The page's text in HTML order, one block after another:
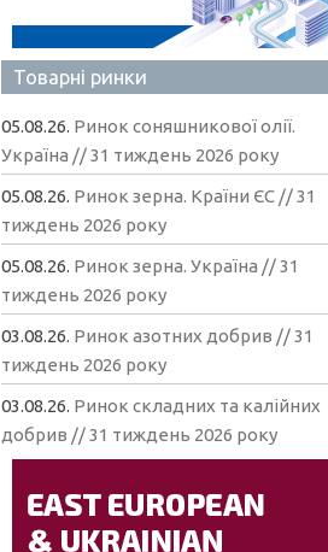
Товарні ринки
05.08.26. Ринок соняшникової олії.
Україна // 31 тиждень 2026 року
05.08.26. Ринок зерна. Країни ЄС // 31
тиждень 2026 року
05.08.26. Ринок зерна. Україна // 31
тиждень 2026 року
03.08.26. Ринок азотних добрив // 31
тиждень 2026 року
03.08.26. Ринок складних та калійних
добрив // 31 тиждень 2026 року